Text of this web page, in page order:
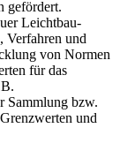
gefördert.
Leichtbau-
Verfahren und
von Normen
für das
Sammlung bzw.
und